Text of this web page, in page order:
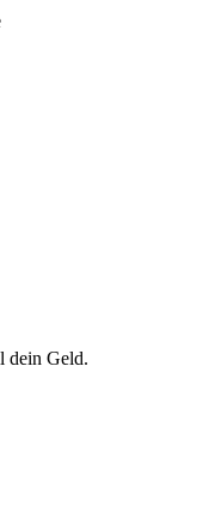
dein Geld.